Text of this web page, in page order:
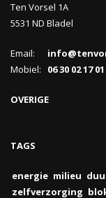
Ten Vorsel 1A
5531 ND Bladel
Email:
Mobiel: 06 30 02 17 01
OVERIGE
TAGS
energie milieu
zelfverzorging